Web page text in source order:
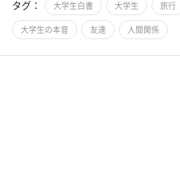
タグ： 大学生白書 大学生 旅行
大学生の本音 友達 人間関係